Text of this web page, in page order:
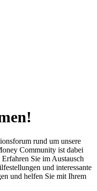
rund um unsere
Community ist dabei
Sie im Austausch
und interessante
und helfen Sie mit Ihrem